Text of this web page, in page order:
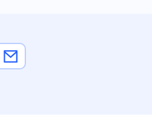
ingreso al
este filtro
responde a
estadísticas